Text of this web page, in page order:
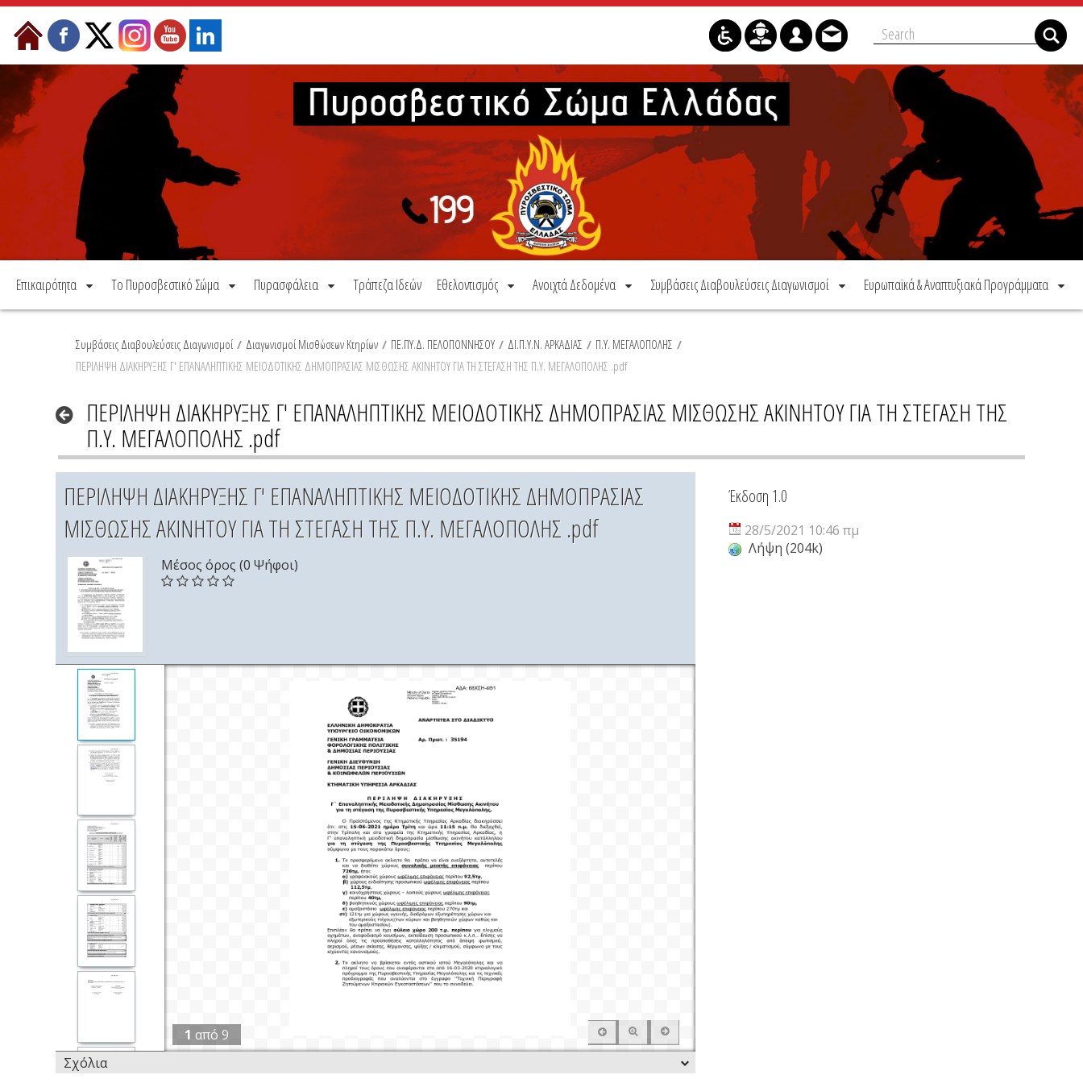
Μετάβαση στο περιεχόμενο
Επικαιρότητα Το Πυροσβεστικό Σώμα Πυρασφάλεια Τράπεζα Ιδεών Εθελοντισμός Ανοιχτά Δεδομένα Συμβάσεις Διαβουλεύσεις Διαγωνισμοί Ευρωπαϊκά & Αναπτυξιακά Προγράμματα
Συμβάσεις Διαβουλεύσεις Διαγωνισμοί / Διαγωνισμοί Μισθώσεων Κτηρίων / ΠΕ.ΠΥ.Δ. ΠΕΛΟΠΟΝΝΗΣΟΥ / ΔΙ.Π.Υ.Ν. ΑΡΚΑΔΙΑΣ / Π.Υ. ΜΕΓΑΛΟΠΟΛΗΣ /
ΠΕΡΙΛΗΨΗ ΔΙΑΚΗΡΥΞΗΣ Γ' ΕΠΑΝΑΛΗΠΤΙΚΗΣ ΜΕΙΟΔΟΤΙΚΗΣ ΔΗΜΟΠΡΑΣΙΑΣ ΜΙΣΘΩΣΗΣ ΑΚΙΝΗΤΟΥ ΓΙΑ ΤΗ ΣΤΕΓΑΣΗ ΤΗΣ Π.Υ. ΜΕΓΑΛΟΠΟΛΗΣ .pdf
ΠΕΡΙΛΗΨΗ ΔΙΑΚΗΡΥΞΗΣ Γ' ΕΠΑΝΑΛΗΠΤΙΚΗΣ ΜΕΙΟΔΟΤΙΚΗΣ ΔΗΜΟΠΡΑΣΙΑΣ ΜΙΣΘΩΣΗΣ ΑΚΙΝΗΤΟΥ ΓΙΑ ΤΗ ΣΤΕΓΑΣΗ ΤΗΣ
Π.Υ. ΜΕΓΑΛΟΠΟΛΗΣ .pdf
ΠΕΡΙΛΗΨΗ ΔΙΑΚΗΡΥΞΗΣ Γ' ΕΠΑΝΑΛΗΠΤΙΚΗΣ ΜΕΙΟΔΟΤΙΚΗΣ ΔΗΜΟΠΡΑΣΙΑΣ
ΜΙΣΘΩΣΗΣ ΑΚΙΝΗΤΟΥ ΓΙΑ ΤΗ ΣΤΕΓΑΣΗ ΤΗΣ Π.Υ. ΜΕΓΑΛΟΠΟΛΗΣ .pdf
Μέσος όρος (0 Ψήφοι)
1 από 9
Σχόλια
Έκδοση 1.0
28/5/2021 10:46 πμ
Λήψη (204k)